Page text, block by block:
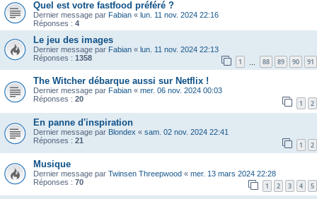
Quel est votre fastfood préféré ?
Dernier message par Fabian « lun. 11 nov. 2024 22:16
Réponses : 4
Le jeu des images
Dernier message par Fabian « lun. 11 nov. 2024 22:13
Réponses : 1358 1 88 89 90 91
The Witcher débarque aussi sur Netflix !
Dernier message par Fabian « mer. 06 nov. 2024 00:03
Réponses : 20 1 2
En panne d'inspiration
Dernier message par Blondex « sam. 02 nov. 2024 22:41
Réponses : 21 1 2
Musique
Dernier message par Twinsen Threepwood « mer. 13 mars 2024 22:28
Réponses : 70 1 2 3 4 5